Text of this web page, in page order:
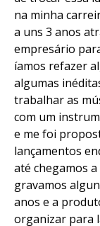
na minha
a uns 3 anos
empresário
íamos refazer
algumas
trabalhar as
com um
e me foi
lançamentos
até chegamos
gravamos
anos e a
organizar para